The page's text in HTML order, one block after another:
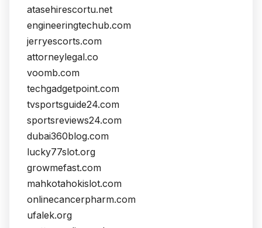
atasehirescortu.net
engineeringtechub.com
jerryescorts.com
attorneylegal.co
voomb.com
techgadgetpoint.com
tvsportsguide24.com
sportsreviews24.com
dubai360blog.com
lucky77slot.org
growmefast.com
mahkotahokislot.com
onlinecancerpharm.com
ufalek.org